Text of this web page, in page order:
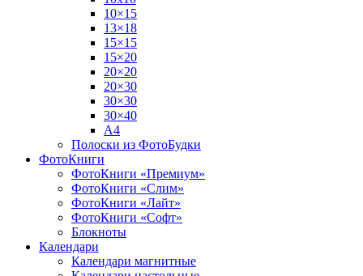
10×15
13×18
15×15
15×20
20×20
20×30
30×30
30×40
A4
Полоски из ФотоБудки
ФотоКниги
ФотоКниги «Премиум»
ФотоКниги «Слим»
ФотоКниги «Лайт»
ФотоКниги «Софт»
Блокноты
Календари
Календари магнитные